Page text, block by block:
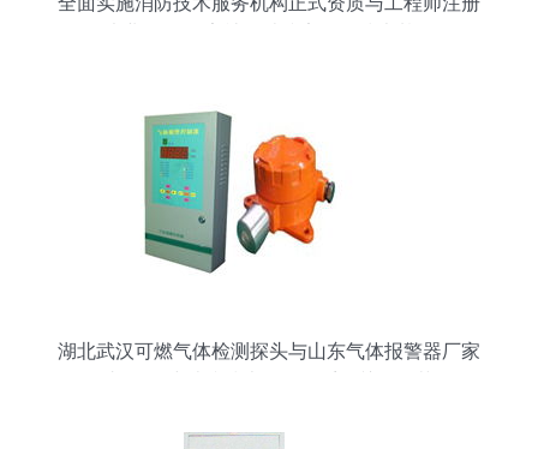
湖北武汉可燃气体检测探头与山东气体报警器厂家